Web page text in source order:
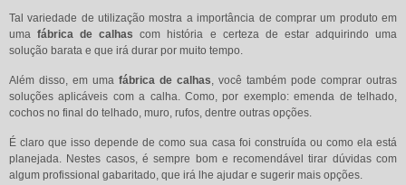
Tal variedade de utilização mostra a importância de comprar um produto em
umafábrica de calhas com história e certeza de estar adquirindo uma
solução barata e que irá durar por muito tempo.
Além disso, em uma fábrica de calhas, você também pode comprar outras
soluções aplicáveis com a calha. Como, por exemplo: emenda de telhado,
cochos no final do telhado, muro, rufos, dentre outras opções.
É claro que isso depende de como sua casa foi construída ou como ela está
planejada. Nestes casos, é sempre bom e recomendável tirar dúvidas com
algum profissional gabaritado, que irá lhe ajudar e sugerir mais opções.